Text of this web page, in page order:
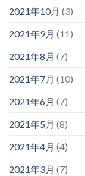
2021年10月 (3)
2021年9月 (11)
2021年8月 (7)
2021年7月 (10)
2021年6月 (7)
2021年5月 (8)
2021年4月 (4)
2021年3月 (7)